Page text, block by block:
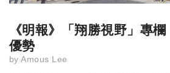
《明報》「翔勝視野」專
優勢
by Amous Lee